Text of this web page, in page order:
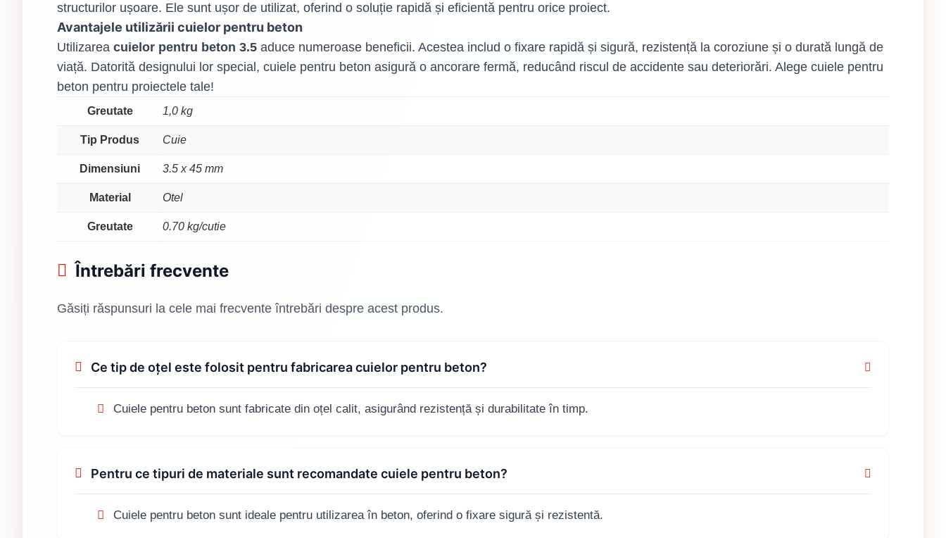
structurilor ușoare. Ele sunt ușor de utilizat, oferind o soluție rapidă și eficientă pentru orice proiect.
Avantajele utilizării cuielor pentru beton
Utilizarea cuielor pentru beton 3.5 aduce numeroase beneficii. Acestea includ o fixare rapidă și sigură, rezistență la coroziune și o durată lungă de
viață. Datorită designului lor special, cuiele pentru beton asigură o ancorare fermă, reducând riscul de accidente sau deteriorări. Alege cuiele pentru
beton pentru proiectele tale!
Greutate 1,0 kg
Tip Produs Cuie
Dimensiuni 3.5 x 45 mm
Material Otel
Greutate 0.70 kg/cutie
Întrebări frecvente
Găsiți răspunsuri la cele mai frecvente întrebări despre acest produs.
Ce tip de oțel este folosit pentru fabricarea cuielor pentru beton?
Cuiele pentru beton sunt fabricate din oțel calit, asigurând rezistență și durabilitate în timp.
Pentru ce tipuri de materiale sunt recomandate cuiele pentru beton?
Cuiele pentru beton sunt ideale pentru utilizarea în beton, oferind o fixare sigură și rezistentă.